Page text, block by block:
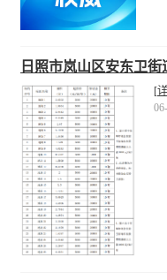
日照市岚山区安东卫
公告
[